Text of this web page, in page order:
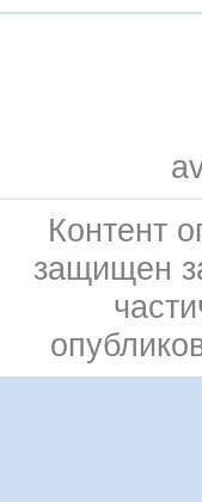
Контент
защищен